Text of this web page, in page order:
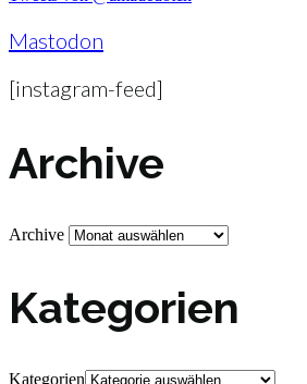
Mastodon
[instagram-feed]
Archive
Archive
Kategorien
Kategorien